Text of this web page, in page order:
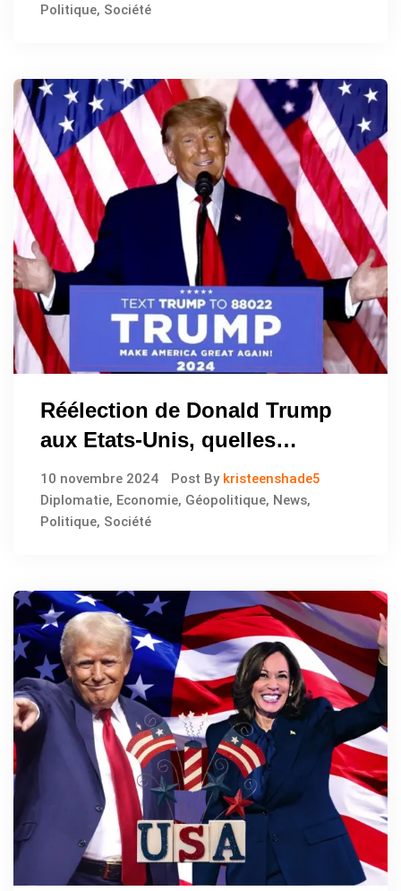
Politique, Société
Réélection de Donald Trump
aux Etats-Unis, quelles
conséquences sur la
géopolitique mondiale
10 novembre 2024 Post By kristeenshade5
Diplomatie, Economie, Géopolitique, News,
Politique, Société